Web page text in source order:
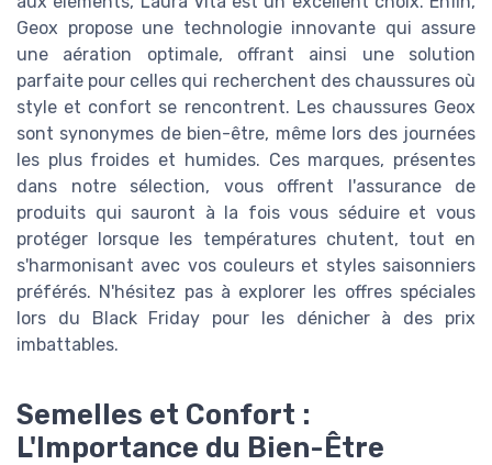
Geox propose une technologie innovante qui assure
une aération optimale, offrant ainsi une solution
parfaite pour celles qui recherchent des chaussures où
style et confort se rencontrent. Les chaussures Geox
sont synonymes de bien-être, même lors des journées
les plus froides et humides. Ces marques, présentes
dans notre sélection, vous offrent l'assurance de
produits qui sauront à la fois vous séduire et vous
protéger lorsque les températures chutent, tout en
s'harmonisant avec vos couleurs et styles saisonniers
préférés. N'hésitez pas à explorer les offres spéciales
lors du Black Friday pour les dénicher à des prix
imbattables.
Semelles et Confort :
L'Importance du Bien-Être